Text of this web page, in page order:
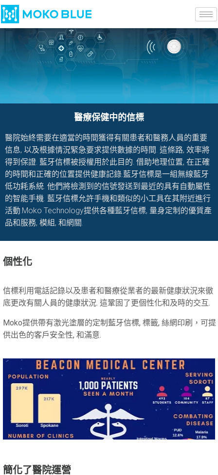
醫療保健中的信標
醫院始終需要在適當的時間獲得有關患者和醫務人員的重要
信息, 以及根據情況緊急要求提供數據的時間. 這條路, 效率將
得到保證. 藍牙信標被授權用於此目的. 借助地理位置, 在正確
的時間和正確的位置提供健康記錄.藍牙信標是一組無線藍牙
低功耗系統. 他們將檢測到的信號發送到最近的具有自動屬性
的智能手機. 藍牙信標允許手機和類似的小工具在其附近進行
活動.Moko Technology提供各種藍牙信標, 量身定制的優質產
品和服務, 模組, 和網關.
個性化
信標利用電話記錄以及患者和醫療從業者的最新健康狀況來徹
底更改有關人員的健康狀況. 這鞏固了更個性化和及時的交互.
Moko提供帶有激光塗層的定制藍牙信標, 標籤, 絲網印刷，可提
供出色的客戶安全性, 和滿意.
簡化了醫院運營